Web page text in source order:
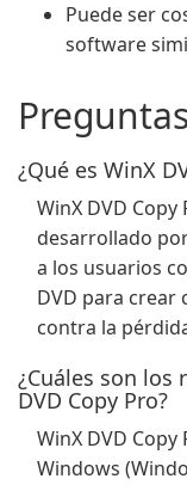
Puede ser
software
¿Qué es WinX
WinX DVD
desarrollado
a los usuarios
DVD para crear
contra la
¿Cuáles son los
DVD Copy Pro?
WinX DVD
Windows